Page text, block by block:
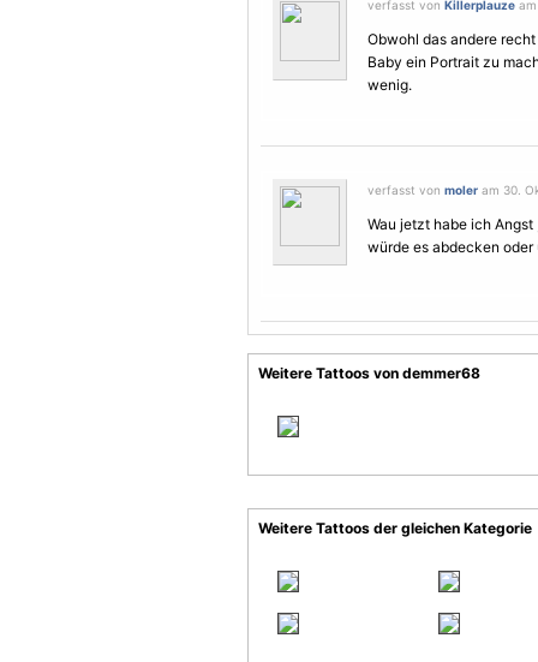
verfasst von Killerplauze
Obwohl das andere
Baby ein Portrait zu
wenig.
verfasst von moler am 30.
Wau jetzt habe ich
würde es abdecken oder
Weitere Tattoos von demmer68
Weitere Tattoos der gleichen Kategorie